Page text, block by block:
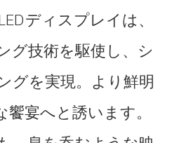
ディスプレイは、
グ技術を駆使し、シ
グを実現。より鮮明
宴へと誘います。